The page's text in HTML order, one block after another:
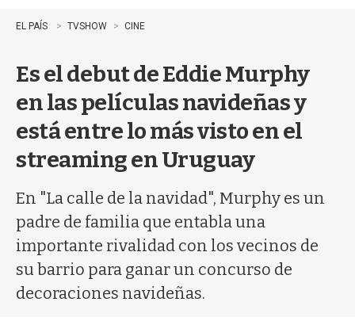
EL PAÍS TVSHOW CINE
Es el debut de Eddie Murphy
en las películas navideñas y
está entre lo más visto en el
streaming en Uruguay
En "La calle de la navidad", Murphy es un
padre de familia que entabla una
importante rivalidad con los vecinos de
su barrio para ganar un concurso de
decoraciones navideñas.